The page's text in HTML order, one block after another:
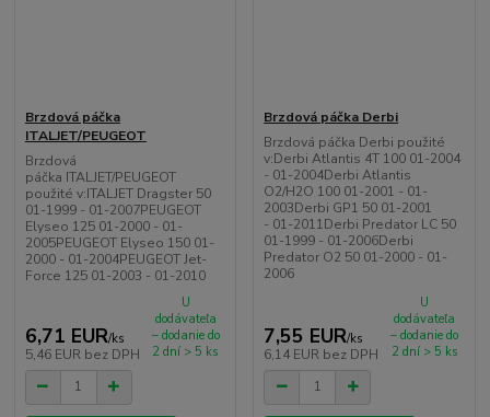
Brzdová páčka
ITALJET/PEUGEOT
Brzdová
páčka ITALJET/PEUGEOT
použité v:ITALJET Dragster 50
01-1999 - 01-2007PEUGEOT
Elyseo 125 01-2000 - 01-
2005PEUGEOT Elyseo 150 01-
2000 - 01-2004PEUGEOT Jet-
Force 125 01-2003 - 01-2010
6,71 EUR/ks
5,46 EUR bez DPH
U
dodávateľa
– dodanie do
2 dní > 5 ks
Brzdová páčka Derbi
Brzdová páčka Derbi použité
v:Derbi Atlantis 4T 100 01-2004
- 01-2004Derbi Atlantis
O2/H2O 100 01-2001 - 01-
2003Derbi GP1 50 01-2001
- 01-2011Derbi Predator LC 50
01-1999 - 01-2006Derbi
Predator O2 50 01-2000 - 01-
2006
7,55 EUR/ks
6,14 EUR bez DPH
U
dodávateľa
– dodanie do
2 dní > 5 ks